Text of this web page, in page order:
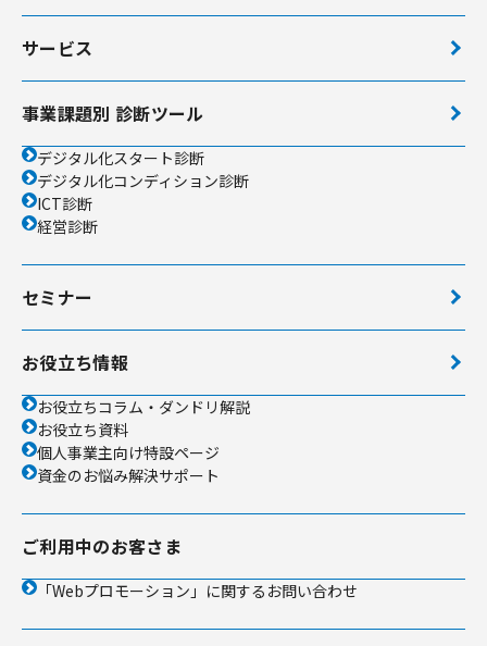
サービス
事業課題別 診断ツール
デジタル化スタート診断
デジタル化コンディション診断
ICT診断
経営診断
セミナー
お役立ち情報
お役立ちコラム・ダンドリ解説
お役立ち資料
個人事業主向け特設ページ
資金のお悩み解決サポート
ご利用中のお客さま
「Webプロモーション」に関するお問い合わせ